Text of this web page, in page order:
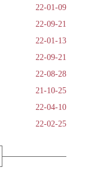
22-01-09
22-09-21
22-01-13
22-09-21
22-08-28
21-10-25
22-04-10
22-02-25